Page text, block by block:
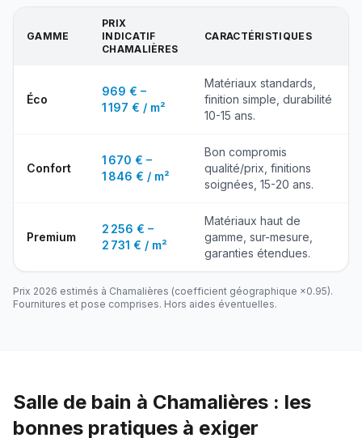
GAMME
PRIX
INDICATIF
CHAMALIÈRES
CARACTÉRISTIQUES
Éco
969 € –
1 197 € / m²
Matériaux standards,
finition simple, durabilité
10-15 ans.
Confort
1 670 € –
1 846 € / m²
Bon compromis
qualité/prix, finitions
soignées, 15-20 ans.
Premium
2 256 € –
2 731 € / m²
Matériaux haut de
gamme, sur-mesure,
garanties étendues.
Prix 2026 estimés à Chamalières (coefficient géographique ×0.95).
Fournitures et pose comprises. Hors aides éventuelles.
Salle de bain à Chamalières : les
bonnes pratiques à exiger